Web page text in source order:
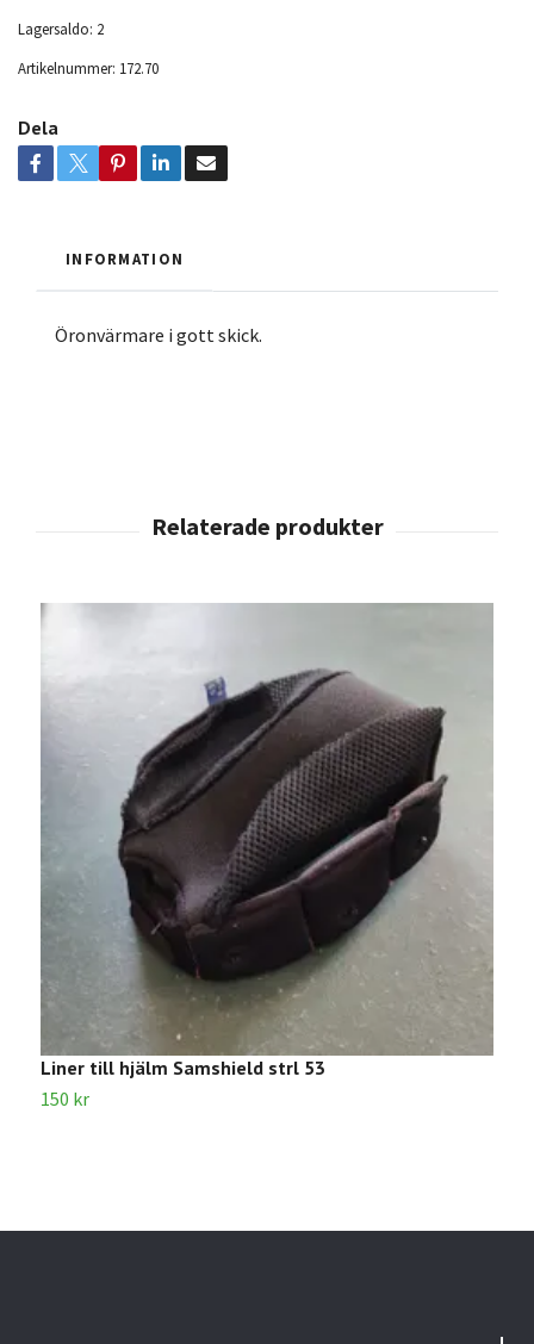
Lagersaldo: 2
Artikelnummer: 172.70
Dela
INFORMATION
Öronvärmare i gott skick.
Liner till hjälm Samshield strl 53
150 kr